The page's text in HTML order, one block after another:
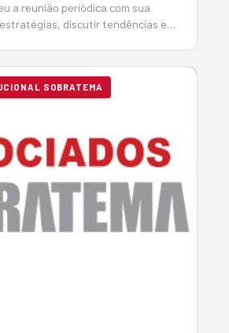
a reunião periódica com sua
discutir tendências e
Sobra…
SOBRATEMA